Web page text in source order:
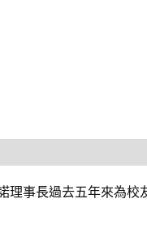
理事長過去五年來為校